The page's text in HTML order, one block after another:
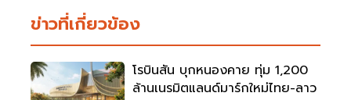
ข่าวที่เกี่ยวข้อง
โรบินสัน บุกหนองคาย ทุ่ม 1,200
ล้านเนรมิตแลนด์มาร์กใหม่ไทย-ลาว